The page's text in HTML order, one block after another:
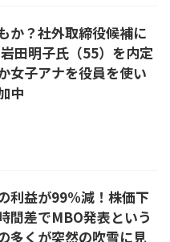
か？社外取締役候補に
田明子氏（55）を内定
女子アナを役員を使い
中
利益が99%減！株価下
間差でMBO発表という
多くが突然の吹雪に見